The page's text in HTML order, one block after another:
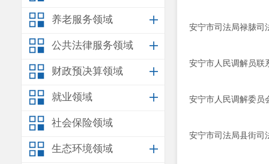
养老服务领域
公共法律服务领域
财政预决算领域
就业领域
社会保险领域
生态环境领域
安宁市司法局禄脿司
安宁市人民调解员联
安宁市人民调解委员
安宁市司法局县街司